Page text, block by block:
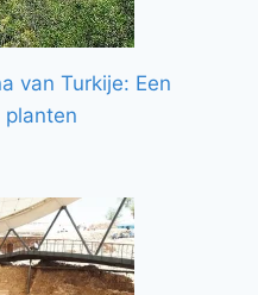
van Turkije: Een
planten